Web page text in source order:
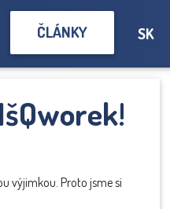
ČLÁNKY SK
výjimkou. Proto jsme si